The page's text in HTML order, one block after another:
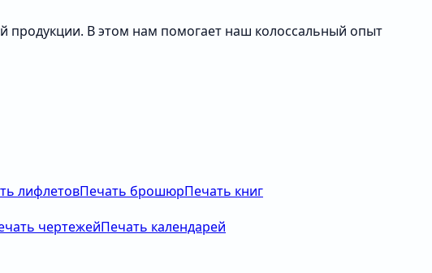
продукции. В этом нам помогает наш колоссальный опыт
лифлетовПечать брошюрПечать книг
чертежейПечать календарей